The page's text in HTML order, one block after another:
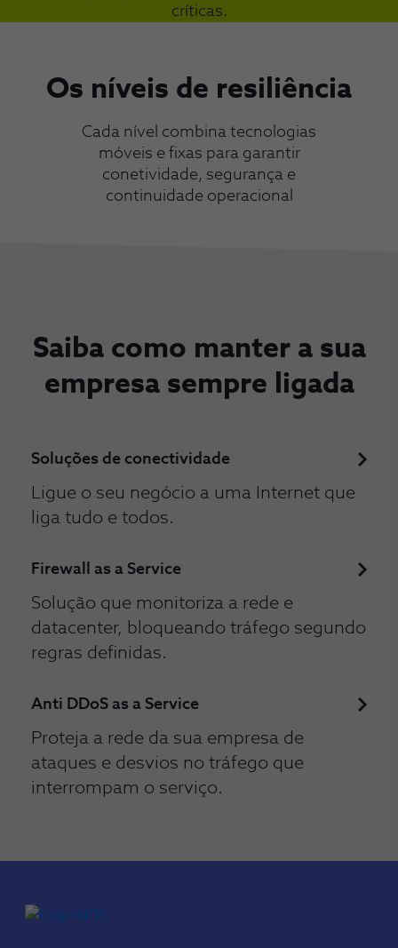
críticas.​
Os níveis de resiliência​
Cada nível combina tecnologias
móveis e fixas para garantir
conetividade, segurança e
continuidade operacional​
Saiba como manter a sua
empresa sempre ligada
Soluções de conectividade
Ligue o seu negócio a uma Internet que
liga tudo e todos.
Firewall as a Service
Solução que monitoriza a rede e
datacenter, bloqueando tráfego segundo
regras definidas.
Anti DDoS as a Service
Proteja a rede da sua empresa de
ataques e desvios no tráfego que
interrompam o serviço.